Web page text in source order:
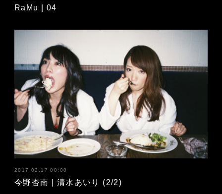
RaMu | 04
2017.02.17 08:00
今野杏南 | 清水あいり (2/2)